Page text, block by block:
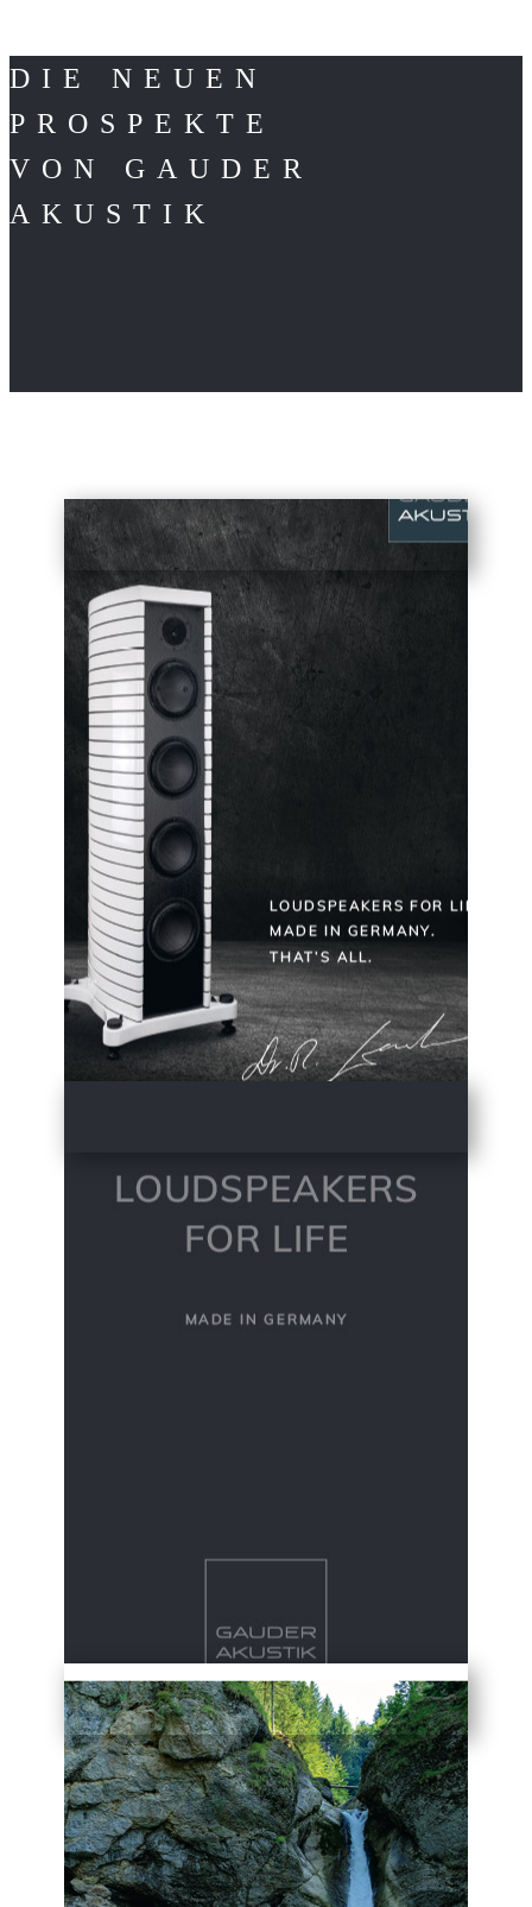
DIE NEUEN
PROSPEKTE
VON GAUDER
AKUSTIK